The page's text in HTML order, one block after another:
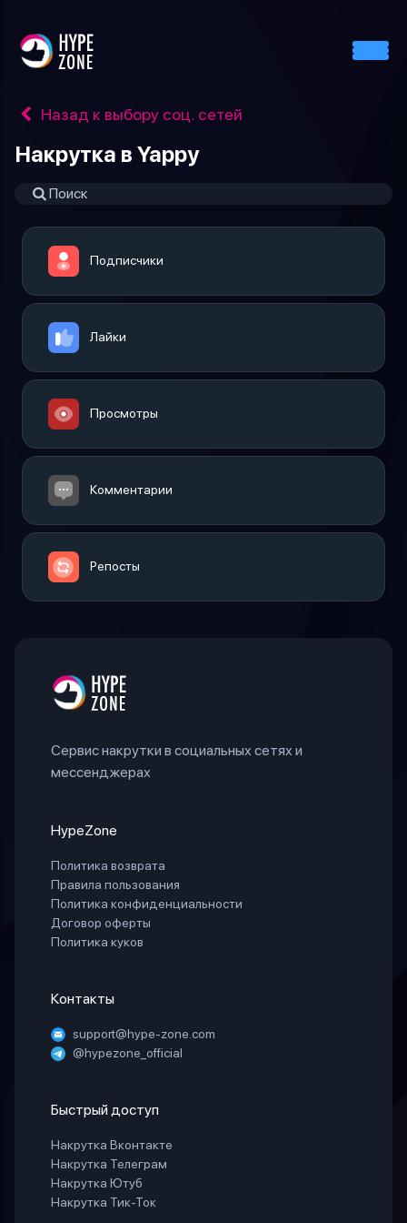
Назад к выбору соц. сетей
Накрутка в Yappy
Подписчики
Лайки
Просмотры
Комментарии
Репосты
Сервис накрутки в социальных сетях и
мессенджерах
HypeZone
Политика возврата
Правила пользования
Политика конфиденциальности
Договор оферты
Политика куков
Контакты
support@hype-zone.com
@hypezone_official
Быстрый доступ
Накрутка Вконтакте
Накрутка Телеграм
Накрутка Ютуб
Накрутка Тик-Ток